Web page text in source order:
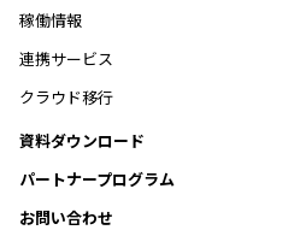
稼働情報
連携サービス
クラウド移行
資料ダウンロード
パートナープログラム
お問い合わせ